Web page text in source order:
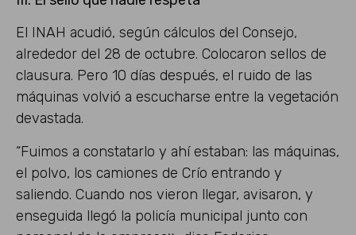
El INAH acudió, según cálculos del Consejo,
alrededor del 28 de octubre. Colocaron sellos de
clausura. Pero 10 días después, el ruido de las
máquinas volvió a escucharse entre la vegetación
devastada.
“Fuimos a constatarlo y ahí estaban: las máquinas,
el polvo, los camiones de Crío entrando y
saliendo. Cuando nos vieron llegar, avisaron, y
enseguida llegó la policía municipal junto con